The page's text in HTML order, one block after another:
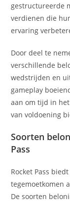
gestructureerde
verdienen die
ervaring
Door deel te
verschillende
wedstrijden en
gameplay
aan om tijd in
van voldoening
Soorten
Pass
Rocket Pass
tegemoetkomen
De soorten